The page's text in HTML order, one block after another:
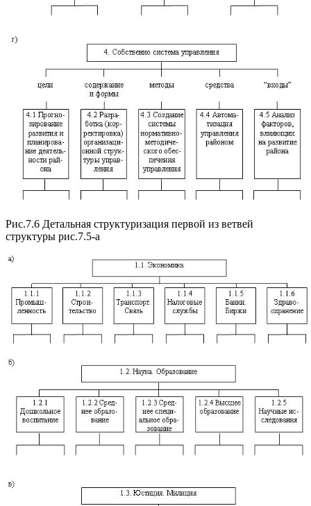
Рис.7.6 Детальная структуризация первой из ветвей
структуры рис.7.5-а